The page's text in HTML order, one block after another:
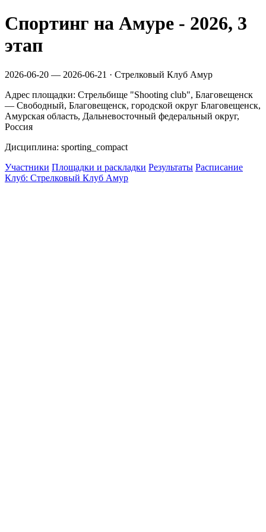
Спортинг на Амуре - 2026, 3
этап
2026-06-20 — 2026-06-21 · Стрелковый Клуб Амур
Адрес площадки: Стрельбище "Shooting club", Благовещенск
— Свободный, Благовещенск, городской округ Благовещенск,
Амурская область, Дальневосточный федеральный округ,
Россия
Дисциплина: sporting_compact
Участники Площадки и раскладки Результаты Расписание
Клуб: Стрелковый Клуб Амур